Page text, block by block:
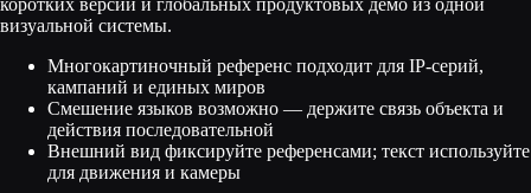
визуальной системы.
Многокартиночный референс подходит для IP-серий,
кампаний и единых миров
Смешение языков возможно — держите связь объекта и
действия последовательной
Внешний вид фиксируйте референсами; текст используйте
для движения и камеры